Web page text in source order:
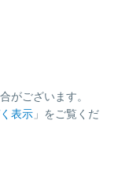
がございます。
表示 」をご覧くだ